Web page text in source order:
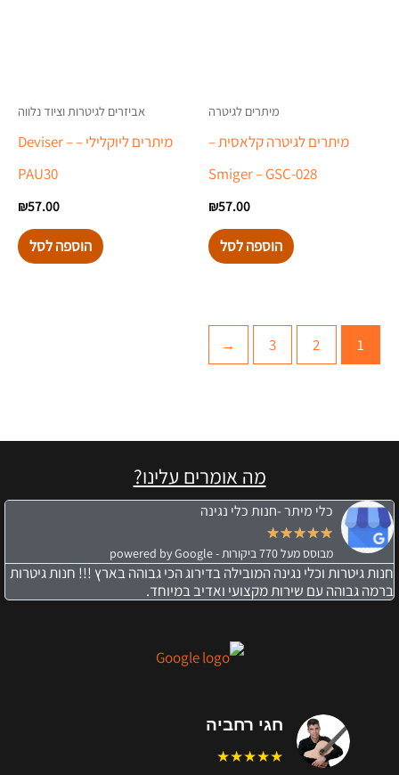
מיתרים לגיטרה
מיתרים לגיטרה קלאסית –
Smiger – GSC-028
₪57.00
הוספה לסל
אביזרים לגיטרות וציוד נלווה
מיתרים ליוקלילי – Deviser –
PAU30
₪57.00
הוספה לסל
1
2
3
←
מה אומרים עלינו?
כלי מיתר -חנות כלי נגינה
★
★
★
★
★
מבוסס מעל 770 ביקורות - powered by Google
חנות גיטרות וכלי נגינה המובילה בדירוג הכי גבוהה בארץ !!! חנות גיטרות
ברמה גבוהה עם שירות מקצועי ואדיב במיוחד.
חגי רחביה
★★★★★